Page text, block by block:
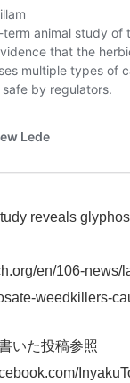
reveals
en/106-
weedkillers-
いた投稿参照